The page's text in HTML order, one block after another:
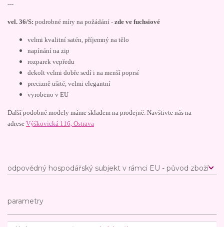
---
vel. 36/S: podrobné míry na požádání - zde ve fuchsiové
velmi kvalitní satén, příjemný na tělo
napínání na zip
rozparek vepředu
dekolt velmi dobře sedí i na menší poprsí
precizně ušité, velmi elegantní
vyrobeno v EU
Další podobné modely máme skladem na prodejně. Navštivte nás na
adrese Výškovická 116, Ostrava
odpovědný hospodářský subjekt v rámci EU - původ zboží
parametry